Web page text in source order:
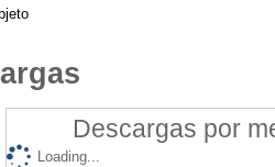
Descargas por
Loading...